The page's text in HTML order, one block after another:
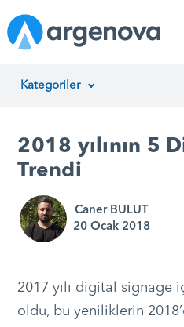
Kategoriler
Argenova
Yazılım Geliştirme
Girişimcilik
Müşteri Hizmetleri
2018 yılının 5
Trendi
Caner BULUT
20 Ocak 2018
2017 yılı digital signage
oldu, bu yeniliklerin